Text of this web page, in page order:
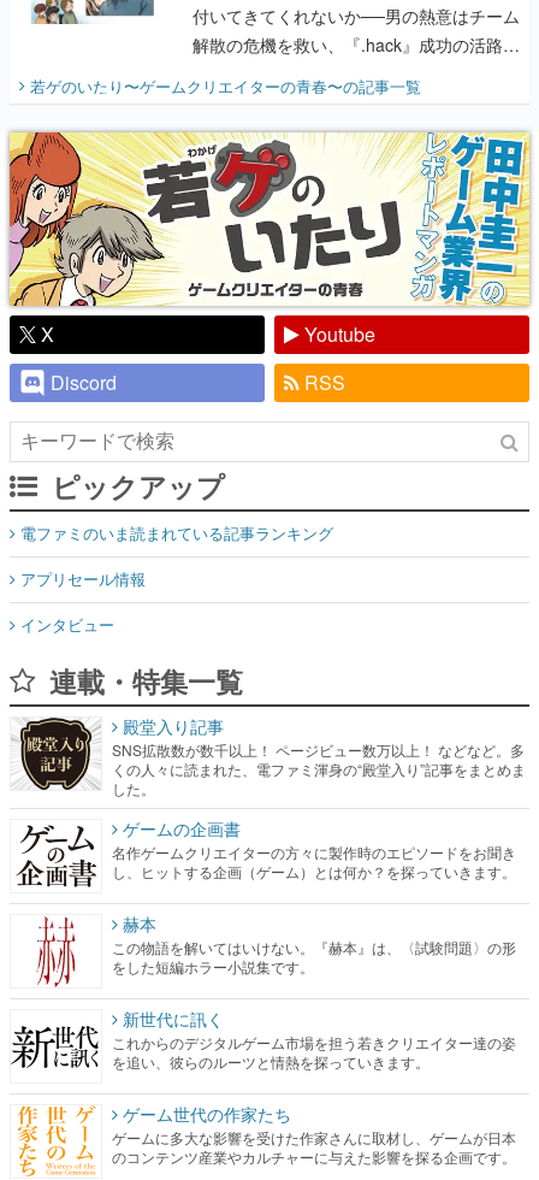
付いてきてくれないか──男の熱意はチーム
解散の危機を救い、『.hack』成功の活路を
『少年ジャンプ』色だった【若ゲのいた
り】
若ゲのいたり〜ゲームクリエイターの青春〜の記事一覧
X
Youtube
Discord
RSS
ピックアップ
電ファミのいま読まれている記事ランキング
アプリセール情報
インタビュー
連載・特集一覧
殿堂入り記事
SNS拡散数が数千以上！ ページビュー数万以上！ などなど。多
くの人々に読まれた、電ファミ渾身の“殿堂入り”記事をまとめま
した。
ゲームの企画書
名作ゲームクリエイターの方々に製作時のエピソードをお聞き
し、ヒットする企画（ゲーム）とは何か？を探っていきます。
赫本
この物語を解いてはいけない。『赫本』は、〈試験問題〉の形
をした短編ホラー小説集です。
新世代に訊く
これからのデジタルゲーム市場を担う若きクリエイター達の姿
を追い、彼らのルーツと情熱を探っていきます。
ゲーム世代の作家たち
ゲームに多大な影響を受けた作家さんに取材し、ゲームが日本
のコンテンツ産業やカルチャーに与えた影響を探る企画です。